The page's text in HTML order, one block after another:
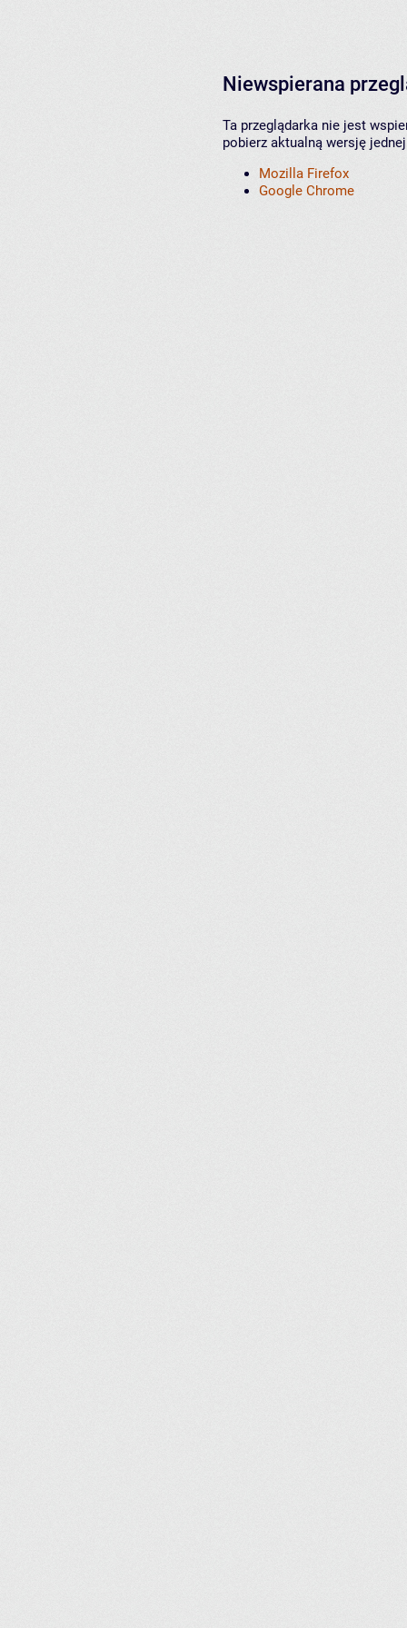
Niewspierana
Ta przeglądarka nie jest
pobierz aktualną wersję
Mozilla Firefox
Google Chrome